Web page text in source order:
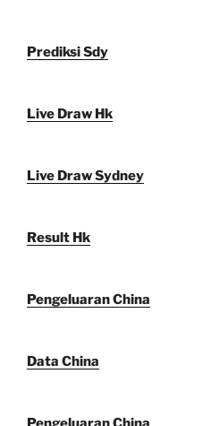
Prediksi Sdy
Live Draw Hk
Live Draw Sydney
Result Hk
Pengeluaran China
Data China